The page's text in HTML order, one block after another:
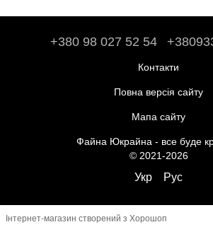
+380 98 027 52 54
Контакти
Повна версія сайту
Мапа сайту
Файна Юкрайна - все буде
© 2021-2026
Укр Рус
Інтернет-магазин створений з Хорошоп